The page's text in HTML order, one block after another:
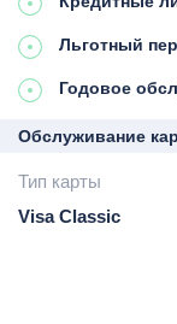
Льготный
Годовое
Обслуживание
Тип карты
Visa Classic